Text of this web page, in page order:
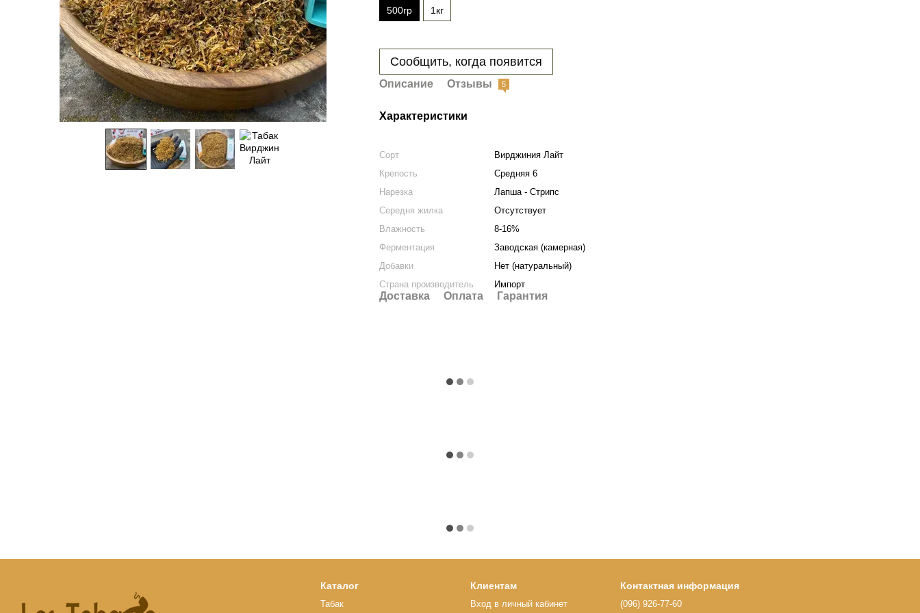
500гр 1кг
Сообщить, когда появится
Описание Отзывы 5
Характеристики
Сорт
Вирджиния Лайт
Крепость
Средняя 6
Нарезка
Лапша - Стрипс
Середня жилка
Отсутствует
Влажность
8-16%
Ферментация
Заводская (камерная)
Добавки
Нет (натуральный)
Страна производитель
Импорт
Доставка Оплата Гарантия
Каталог
Табак
Клиентам
Вход в личный кабинет
Контактная информация
(096) 926-77-60